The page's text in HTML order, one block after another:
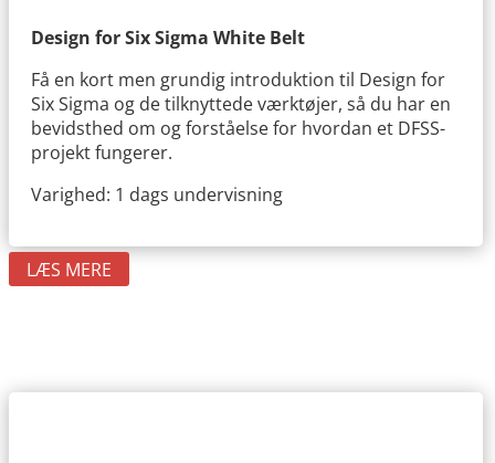
Design for Six Sigma White Belt
Få en kort men grundig introduktion til Design for
Six Sigma og de tilknyttede værktøjer, så du har en
bevidsthed om og forståelse for hvordan et DFSS-
projekt fungerer.
Varighed: 1 dags undervisning
LÆS MERE